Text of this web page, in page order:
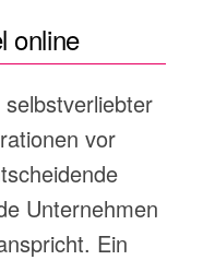
online
vor
Unternehmen
Ein